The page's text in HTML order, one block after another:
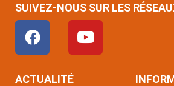
SUIVEZ-NOUS SUR LES
F
a
c
e
Y
o
u
ACTUALITÉ